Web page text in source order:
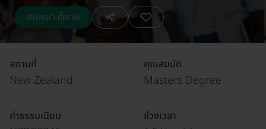
สมัครกับไอดีพี
สถานที่
New Zealand
คุณสมบัติ
Masters Degree
ค่าธรรมเนียม ช่วงเวลา